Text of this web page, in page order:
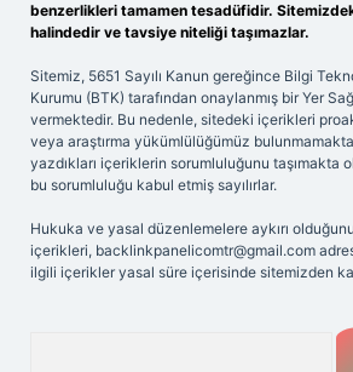
benzerlikleri tamamen tesadüfidir.
halindedir ve tavsiye niteliği taşımazlar.
Sitemiz, 5651 Sayılı Kanun gereğince Bilgi
Kurumu (BTK) tarafından onaylanmış bir Yer
vermektedir. Bu nedenle, sitedeki içerikleri
veya araştırma yükümlülüğümüz
yazdıkları içeriklerin sorumluluğunu taşımakta
bu sorumluluğu kabul etmiş sayılırlar.
Hukuka ve yasal düzenlemelere aykırı
içerikleri, backlinkpanelicomtr@gmail.com
ilgili içerikler yasal süre içerisinde sitemizden